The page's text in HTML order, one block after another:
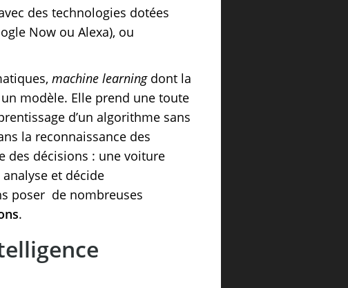
des technologies dotées
Now ou Alexa), ou
machine learningdont la
modèle. Elle prend une toute
d’un algorithme sans
la reconnaissance des
des décisions : une voiture
et décide
poser de nombreuses
.